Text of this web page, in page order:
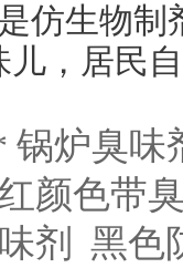
仿生物
，居民
锅炉臭味
红颜色带
剂
黑色